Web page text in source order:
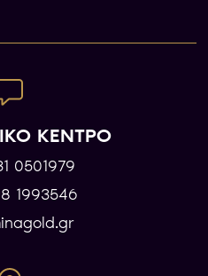
ΚΕΝΤΡΟ
0501979
1993546